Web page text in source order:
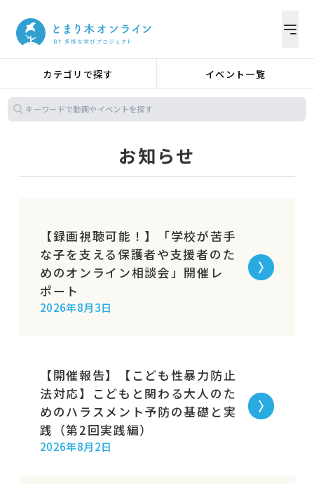
カテゴリで探す イベント一覧
お知らせ
【録画視聴可能！】「学校が苦手
な子を支える保護者や支援者のた
めのオンライン相談会」開催レ
ポート
2026年8月3日
【開催報告】【こども性暴力防止
法対応】こどもと関わる大人のた
めのハラスメント予防の基礎と実
践（第2回実践編）
2026年8月2日